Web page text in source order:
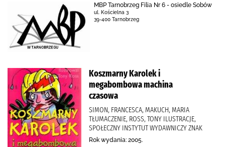
MBP Tarnobrzeg Filia Nr 6 - osiedle Sobów
ul. Kościelna 3
39-400 Tarnobrzeg
Koszmarny Karolek i
megabombowa machina
czasowa
SIMON, FRANCESCA, MAKUCH, MARIA
TŁUMACZENIE, ROSS, TONY ILUSTRACJE,
SPOŁECZNY INSTYTUT WYDAWNICZY ZNAK
Rok wydania: 2005.